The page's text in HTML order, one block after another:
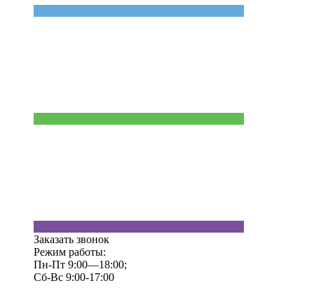
Заказать звонок
Режим работы:
Пн-Пт 9:00—18:00;
Сб-Вс 9:00-17:00